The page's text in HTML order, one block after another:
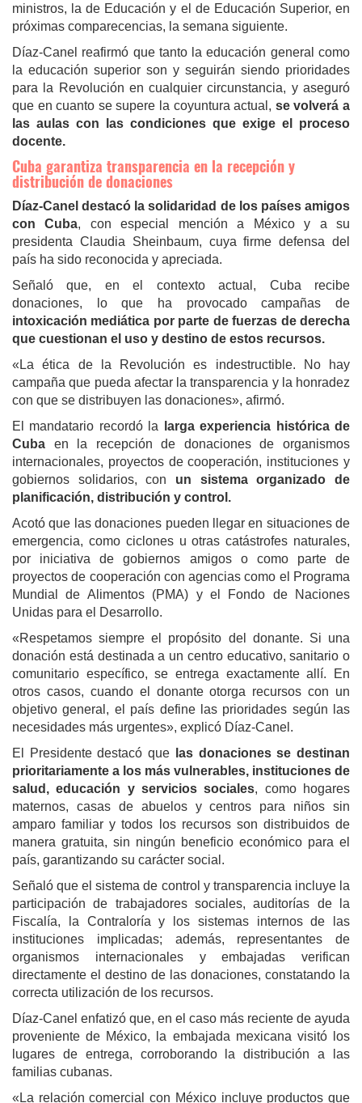
ministros, la de Educación y el de Educación Superior, en
próximas comparecencias, la semana siguiente.
Díaz-Canel reafirmó que tanto la educación general como
la educación superior son y seguirán siendo prioridades
para la Revolución en cualquier circunstancia, y aseguró
que en cuanto se supere la coyuntura actual, se volverá a
las aulas con las condiciones que exige el proceso
docente.
Cuba garantiza transparencia en la recepción y
distribución de donaciones
Díaz-Canel destacó la solidaridad de los países amigos
con Cuba, con especial mención a México y a su
presidenta Claudia Sheinbaum, cuya firme defensa del
país ha sido reconocida y apreciada.
Señaló que, en el contexto actual, Cuba recibe
donaciones, lo que ha provocado campañas de
intoxicación mediática por parte de fuerzas de derecha
que cuestionan el uso y destino de estos recursos.
«La ética de la Revolución es indestructible. No hay
campaña que pueda afectar la transparencia y la honradez
con que se distribuyen las donaciones», afirmó.
El mandatario recordó la
larga experiencia histórica de
Cuba en la recepción de donaciones de organismos
internacionales, proyectos de cooperación, instituciones y
gobiernos solidarios, con un sistema organizado de
planificación, distribución y control.
Acotó que las donaciones pueden llegar en situaciones de
emergencia, como ciclones u otras catástrofes naturales,
por iniciativa de gobiernos amigos o como parte de
proyectos de cooperación con agencias como el Programa
Mundial de Alimentos (PMA) y el Fondo de Naciones
Unidas para el Desarrollo.
«Respetamos siempre el propósito del donante. Si una
donación está destinada a un centro educativo, sanitario o
comunitario específico, se entrega exactamente allí. En
otros casos, cuando el donante otorga recursos con un
objetivo general, el país define las prioridades según las
necesidades más urgentes», explicó Díaz-Canel.
El Presidente destacó que
las donaciones se destinan
prioritariamente a los más vulnerables, instituciones de
salud, educación y servicios sociales, como hogares
maternos, casas de abuelos y centros para niños sin
amparo familiar y todos los recursos son distribuidos de
manera gratuita, sin ningún beneficio económico para el
país, garantizando su carácter social.
Señaló que el sistema de control y transparencia incluye la
participación de trabajadores sociales, auditorías de la
Fiscalía, la Contraloría y los sistemas internos de las
instituciones implicadas; además, representantes de
organismos internacionales y embajadas verifican
directamente el destino de las donaciones, constatando la
correcta utilización de los recursos.
Díaz-Canel enfatizó que, en el caso más reciente de ayuda
proveniente de México, la embajada mexicana visitó los
lugares de entrega, corroborando la distribución a las
familias cubanas.
«La relación comercial con México incluye productos que